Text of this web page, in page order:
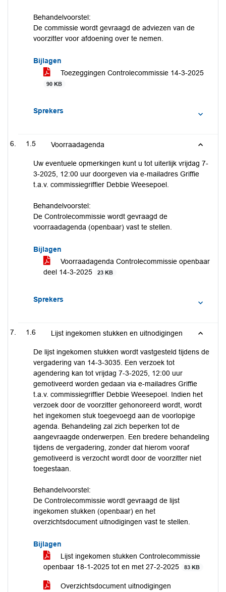
Behandelvoorstel:
De commissie wordt gevraagd de adviezen van de
voorzitter voor afdoening over te nemen.
Bijlagen
Toezeggingen Controlecommissie 14-3-2025
90 KB
Sprekers
1.5 Voorraadagenda
Uw eventuele opmerkingen kunt u tot uiterlijk vrijdag 7-
3-2025, 12:00 uur doorgeven via e-mailadres Griffie
t.a.v. commissiegriffier Debbie Weesepoel.
Behandelvoorstel:
De Controlecommissie wordt gevraagd de
voorraadagenda (openbaar) vast te stellen.
Bijlagen
Voorraadagenda Controlecommissie openbaar
deel 14-3-2025
23 KB
Sprekers
1.6 Lijst ingekomen stukken en uitnodigingen
De lijst ingekomen stukken wordt vastgesteld tijdens de
vergadering van 14-3-3035. Een verzoek tot
agendering kan tot vrijdag 7-3-2025, 12:00 uur
gemotiveerd worden gedaan via e-mailadres Griffie
t.a.v. commissiegriffier Debbie Weesepoel. Indien het
verzoek door de voorzitter gehonoreerd wordt, wordt
het ingekomen stuk toegevoegd aan de voorlopige
agenda. Behandeling zal zich beperken tot de
aangevraagde onderwerpen. Een bredere behandeling
tijdens de vergadering, zonder dat hierom vooraf
gemotiveerd is verzocht wordt door de voorzitter niet
toegestaan.
Behandelvoorstel:
De Controlecommissie wordt gevraagd de lijst
ingekomen stukken (openbaar) en het
overzichtsdocument uitnodigingen vast te stellen.
Bijlagen
Lijst ingekomen stukken Controlecommissie
openbaar 18-1-2025 tot en met 27-2-2025
83 KB
Overzichtsdocument uitnodigingen